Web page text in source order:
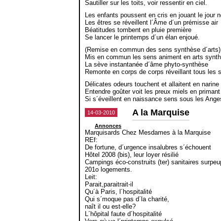
Sautiller sur les toits, voir ressentir en ciel.
Les enfants poussent en cris en jouant le jour
Les êtres se réveillent l´Âme d´un prémisse air
Béatitudes tombent en pluie première
Se lancer le printemps d´un élan enjoué.
(Remise en commun des sens synthèse d´arts)
Mis en commun les sens animent en arts
La sève instantanée d´âme phyto-synthèse
Remonte en corps de corps réveillant tous les
Délicates odeurs touchent et allaitent en narine
Entendre goûter voit les preux miels en primant
Si s´éveillent en naissance sens sous les
14-03-2010 A la Marquise
Annonces
Marquisards Chez Mesdames à la Marquise
REf:
De fortune, d´urgence insalubres s´échouent
Hôtel 2008 (bis), leur loyer résilié
Campings éco-construits (ter) sanitaires
201o logements.
Leit:
Parait,paraitrait-il
Qu´à Paris, l´hospitalité
Qui s´moque pas d´la charité,
naît il ou est-elle?
L´hôpital faute d´hospitalité